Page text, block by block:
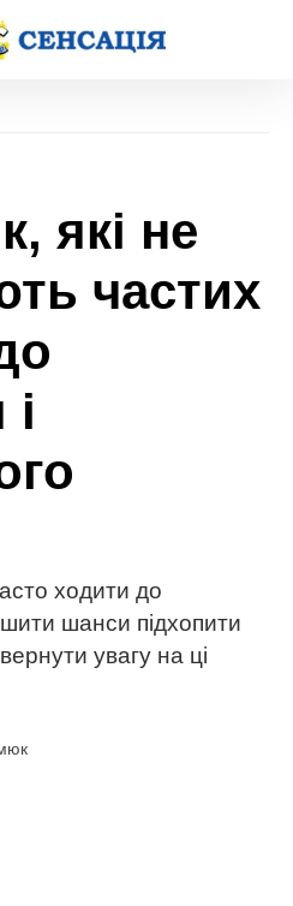
які не
частих
ходити до
шанси підхопити
увагу на ці